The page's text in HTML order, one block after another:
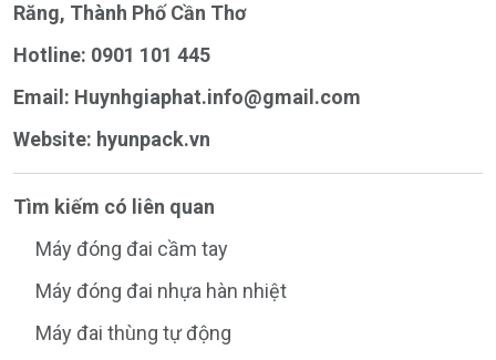
Răng, Thành Phố Cần Thơ
Hotline: 0901 101 445
Email: Huynhgiaphat.info@gmail.com
Website: hyunpack.vn
Tìm kiếm có liên quan
Máy đóng đai cầm tay
Máy đóng đai nhựa hàn nhiệt
Máy đai thùng tự động